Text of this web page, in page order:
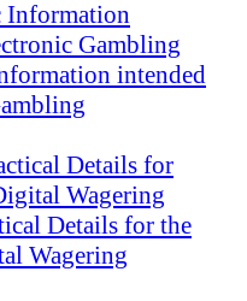
intended
Details for the
Wagering